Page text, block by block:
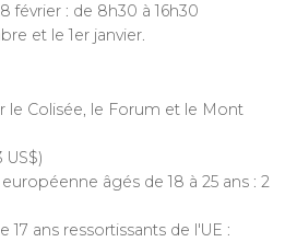
février : de 8h30 à 16h30
et le 1er janvier.
le Colisée, le Forum et le Mont
US$)
âgés de 18 à 25 ans : 2
17 ans ressortissants de l'UE :